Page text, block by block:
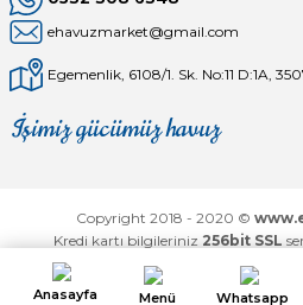
ehavuzmarket@gmail.com
Egemenlik, 6108/1. Sk. No:11 D:1A,
İşimiz gücümüz havuz
Mağaza
Depomuz
Copyright 2018 - 2020 ©
Kredi kartı bilgileriniz 256bit SSL
Anasayfa Menü Whatsapp